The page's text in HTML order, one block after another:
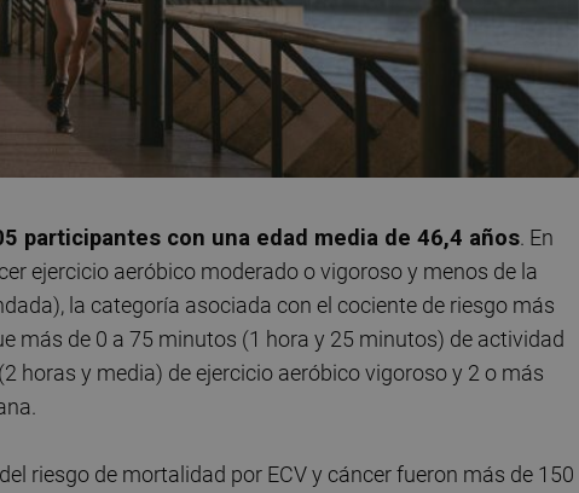
participantes con una edad media de 46,4 años. En
ejercicio aeróbico moderado o vigoroso y menos de la
la categoría asociada con el cociente de riesgo más
más de 0 a 75 minutos (1 hora y 25 minutos) de actividad
horas y media) de ejercicio aeróbico vigoroso y 2 o más
riesgo de mortalidad por ECV y cáncer fueron más de 150